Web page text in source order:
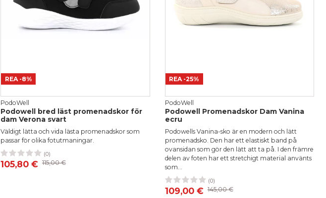
46 48
REA -8%
PodoWell
Podowell bred läst promenadskor för
dam Verona svart
Väldigt lätta och vida lästa promenadskor som
passar för olika fotutmaningar.
37
38 (0)
105,80 € 115,00 €
REA -25%
PodoWell
Podowell Promenadskor Dam Vanina
ecru
Podowells Vanina-sko är en modern och lätt
promenadsko. Den har ett elastiskt band på
ovansidan som gör den lätt att ta på. I den främre
delen av foten har ett stretchigt material använts
som...
36
37 38
(0)
109,00 € 145,00 €